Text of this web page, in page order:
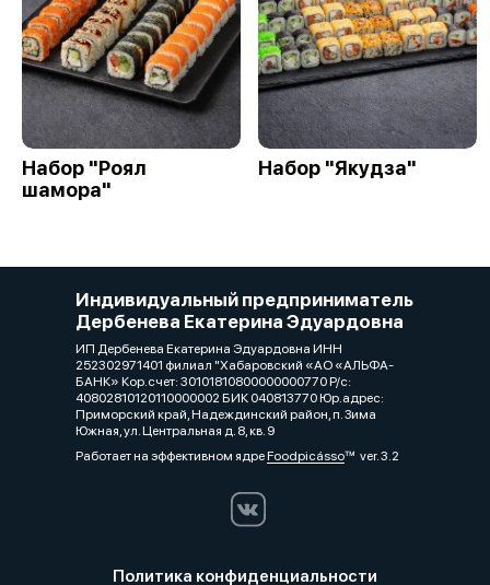
Набор "Роял
шамора"
Набор "Якудза"
Индивидуальный предприниматель
Дербенева Екатерина Эдуардовна
ИП Дербенева Екатерина Эдуардовна ИНН
252302971401 филиал "Хабаровский «АО «АЛЬФА-
БАНК» Кор.счет: 30101810800000000770 Р/с:
40802810120110000002 БИК 040813770 Юр.адрес:
Приморский край, Надеждинский район, п. Зима
Южная, ул. Центральная д. 8, кв. 9
Работает на эффективном ядреFoodpicássover. 3.2
Политика конфиденциальности